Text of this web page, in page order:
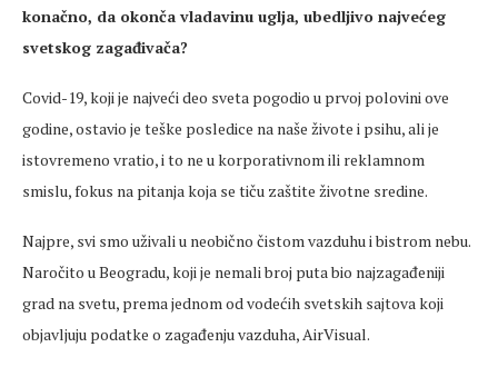
konačno, da okonča vladavinu uglja, ubedljivo najvećeg
svetskog zagađivača?
Covid-19, koji je najveći deo sveta pogodio u prvoj polovini ove
godine, ostavio je teške posledice na naše živote i psihu, ali je
istovremeno vratio, i to ne u korporativnom ili reklamnom
smislu, fokus na pitanja koja se tiču zaštite životne sredine.
Najpre, svi smo uživali u neobično čistom vazduhu i bistrom nebu.
Naročito u Beogradu, koji je nemali broj puta bio najzagađeniji
grad na svetu, prema jednom od vodećih svetskih sajtova koji
objavljuju podatke o zagađenju vazduha, AirVisual.